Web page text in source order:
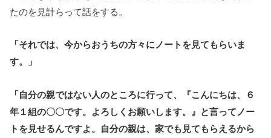
たのを見計らって話をする。
「それでは、今からおうちの方々にノートを見てもらいま
す。」
「自分の親ではない人のところに行って、『こんにちは、６
年１組の〇〇です。よろしくお願いします。』と言ってノー
トを見せるんですよ。自分の親は、家でも見てもらえるから